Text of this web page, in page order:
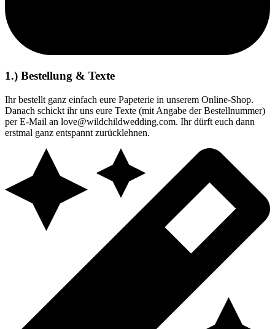
1.) Bestellung & Texte
Ihr bestellt ganz einfach eure Papeterie in unserem Online-Shop.
Danach schickt ihr uns eure Texte (mit Angabe der Bestellnummer)
per E-Mail an love@wildchildwedding.com. Ihr dürft euch dann
erstmal ganz entspannt zurücklehnen.